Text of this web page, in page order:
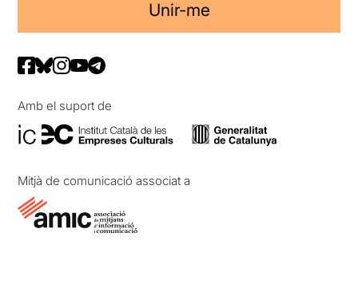
Unir-me
Amb el suport de
Mitjà de comunicació associat a